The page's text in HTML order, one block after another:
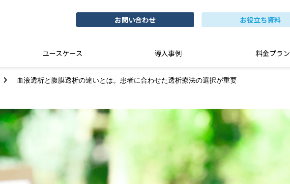
お問い合わせ お役立ち資料
ユースケース 導入事例 料金プラン
血液透析と腹膜透析の違いとは。患者に合わせた透析療法の選択が重要